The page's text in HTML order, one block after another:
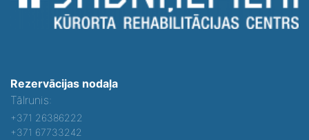
Rezervācijas nodaļa
Tālrunis:
+371 26386222
+371 67733242